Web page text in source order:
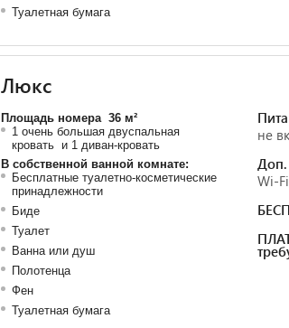
Туалетная бумага
Люкс
Площадь номера 36 м²
1 очень большая двуспальная
кровать и 1 диван-кровать
В собственной ванной комнате:
Бесплатные туалетно-косметические
принадлежности
Биде
Туалет
Ванна или душ
Полотенца
Фен
Туалетная бумага
не
Доп.
Wi-